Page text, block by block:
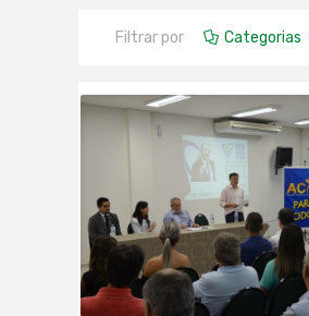
Filtrar por Categorias